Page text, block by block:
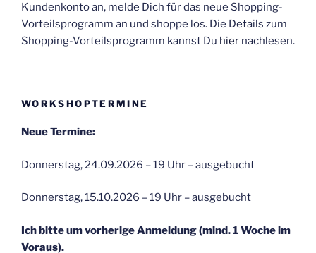
Kundenkonto an, melde Dich für das neue Shopping-
Vorteilsprogramm an und shoppe los. Die Details zum
Shopping-Vorteilsprogramm kannst Du hier nachlesen.
WORKSHOPTERMINE
Neue Termine:
Donnerstag, 24.09.2026 – 19 Uhr – ausgebucht
Donnerstag, 15.10.2026 – 19 Uhr – ausgebucht
Ich bitte um vorherige Anmeldung (mind. 1 Woche im
Voraus).